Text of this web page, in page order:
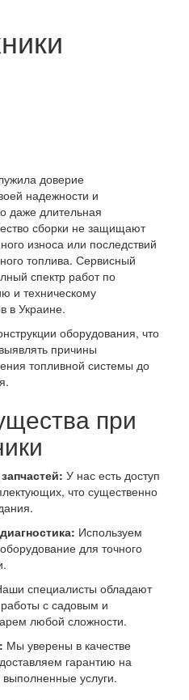
доверие
надежности и
даже длительная
сборки не защищают
износа или последствий
топлива. Сервисный
спектр работ по
и техническому
в Украине.
оборудования, что
причины
топливной системы до
при
У нас есть доступ
что существенно
Используем
для точного
специалисты обладают
с садовым и
любой сложности.
Мы уверены в качестве
гарантию на
услуги.